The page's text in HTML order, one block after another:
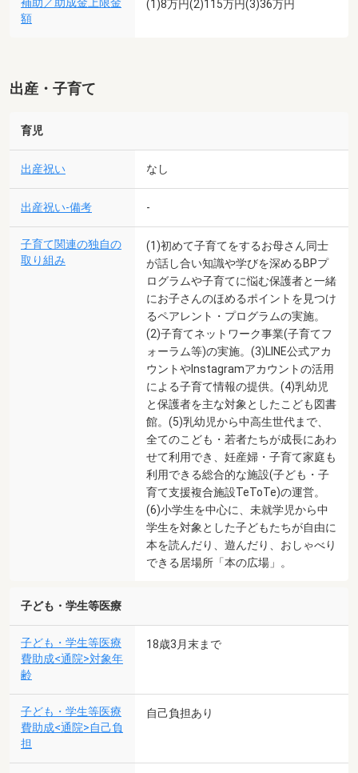
補助／助成金上限金
額
(1)8万円(2)115万円(3)36万円
出産・子育て
育児
出産祝い なし
出産祝い-備考 -
子育て関連の独自の
取り組み
(1)初めて子育てをするお母さん同士
が話し合い知識や学びを深めるBPプ
ログラムや子育てに悩む保護者と一緒
にお子さんのほめるポイントを見つけ
るペアレント・プログラムの実施。
(2)子育てネットワーク事業(子育てフ
ォーラム等)の実施。(3)LINE公式アカ
ウントやInstagramアカウントの活用
による子育て情報の提供。(4)乳幼児
と保護者を主な対象としたこども図書
館。(5)乳幼児から中高生世代まで、
全てのこども・若者たちが成長にあわ
せて利用でき、妊産婦・子育て家庭も
利用できる総合的な施設(子ども・子
育て支援複合施設TeToTe)の運営。
(6)小学生を中心に、未就学児から中
学生を対象とした子どもたちが自由に
本を読んだり、遊んだり、おしゃべり
できる居場所「本の広場」。
子ども・学生等医療
子ども・学生等医療
費助成<通院>対象年
齢
18歳3月末まで
子ども・学生等医療
費助成<通院>自己負
担
自己負担あり